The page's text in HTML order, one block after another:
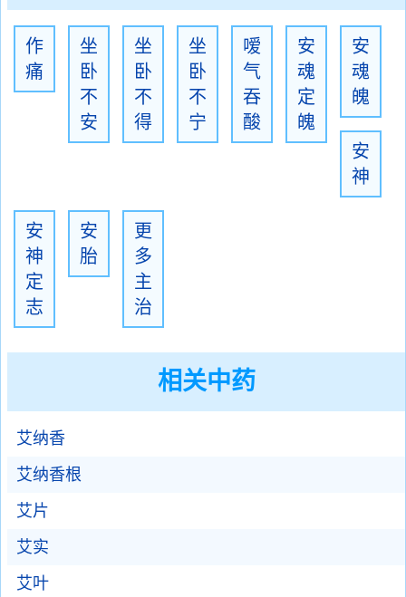
作
痛
坐
卧
不
安
坐
卧
不
得
坐
卧
不
宁
嗳
气
吞
酸
安
魂
定
魄
安
魂
魄
安
神
安
神
定
志
安
胎
更
多
主
治
相关中药
艾纳香
艾纳香根
艾片
艾实
艾叶